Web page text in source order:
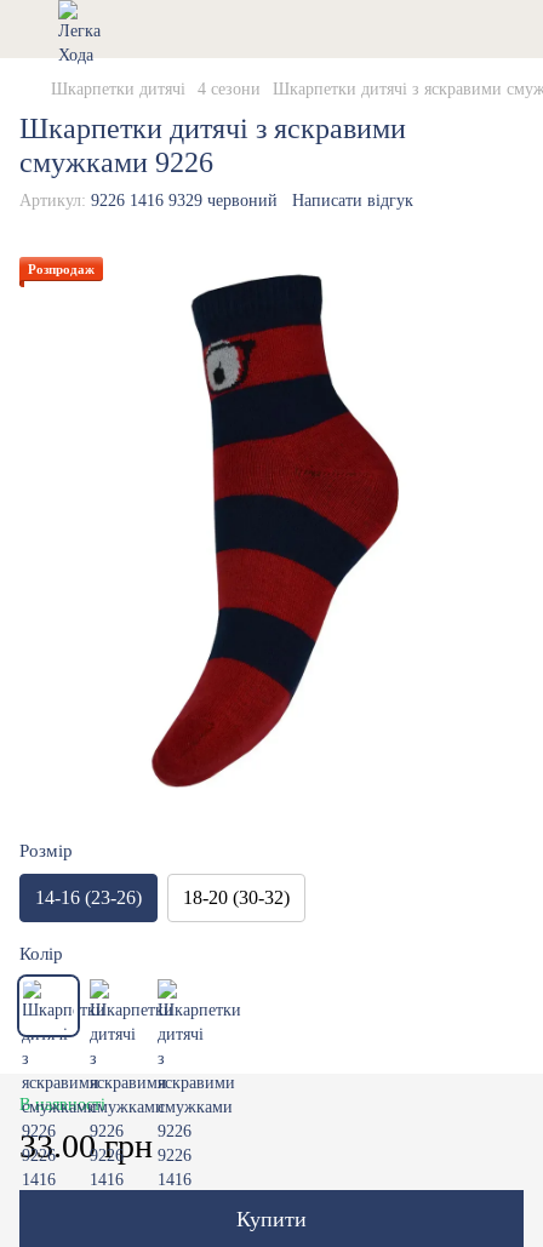
Шкарпетки дитячі 4 сезони Шкарпетки дитячі з яскравими
Шкарпетки дитячі з яскравими
смужками 9226
Артикул: 9226 1416 9329 червоний Написати відгук
Розпродаж
Розмір
14-16 (23-26) 18-20 (30-32)
Колір
В наявності
33.00 грн
Купити